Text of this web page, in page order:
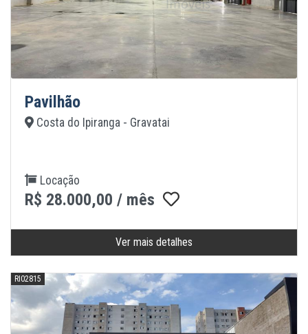
Pavilhão
Costa do Ipiranga - Gravatai
Locação
R$ 28.000,00 / mês
Ver mais detalhes
RI02815